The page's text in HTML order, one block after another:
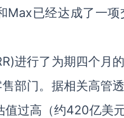
Max已经达成了一
进行了为期四个月
部门。据相关高管
过高（约420亿美元